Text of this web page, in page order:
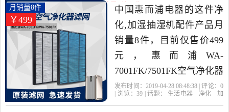
高的净化,加湿抽湿机配
件，由江苏 苏州发货。
7001FK/7501F月销量8件仅售499元
￥499
月销量8件
中国惠而浦电器的这件净
化,加湿抽湿机配件产品月
销量8件，目前仅售价499
元，惠而浦WA-
7001FK/7501FK空气净化器
过滤网除甲醛PM2.5过滤芯
发布时间：2019-04-28 08:48:38 | 评论： 0
| 浏览：39 | 话题： 生活电器 净化
加